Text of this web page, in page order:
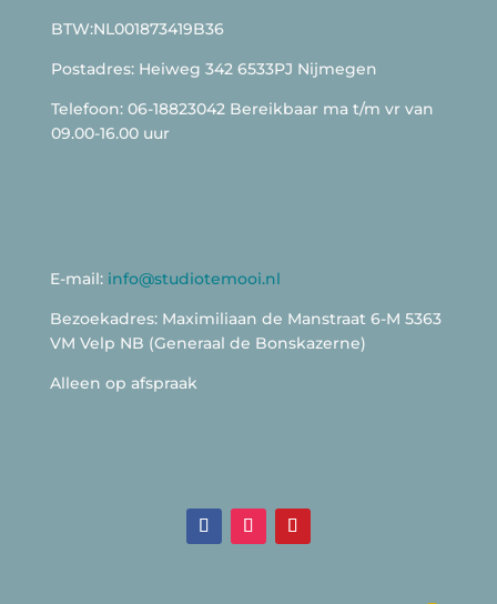
BTW:NL001873419B36
Postadres: Heiweg 342 6533PJ Nijmegen
Telefoon: 06-18823042 Bereikbaar ma t/m vr van
09.00-16.00 uur
E-mail: info@studiotemooi.nl
Bezoekadres: Maximiliaan de Manstraat 6-M 5363
VM Velp NB (Generaal de Bonskazerne)
Alleen op afspraak